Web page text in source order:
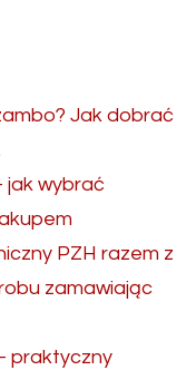
Jak dobrać
jak wybrać
PZH razem z
zamawiając
praktyczny